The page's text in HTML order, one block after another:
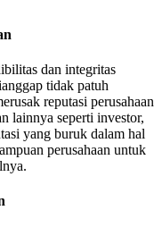
dan integritas
tidak patuh
reputasi perusahaan
lainnya seperti investor,
yang buruk dalam hal
perusahaan untuk